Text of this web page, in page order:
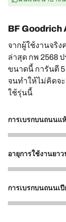
BF Goodrich
จากผู้ใช้งานจริง
ล่าสุด กพ 2568
ขนาดนี้ การันตี
จนทำให้ไม่คิดจ
ใช้รุ่นนี้
การเบรกบนถนนแ
5
อายุการใช้งานยา
5
การเบรกบนถนนเปี
5